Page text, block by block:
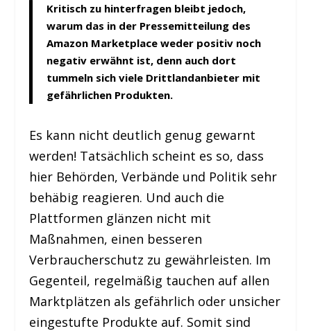
Kritisch zu hinterfragen bleibt jedoch,
warum das in der Pressemitteilung des
Amazon Marketplace weder positiv noch
negativ erwähnt ist, denn auch dort
tummeln sich viele Drittlandanbieter mit
gefährlichen Produkten.
Es kann nicht deutlich genug gewarnt
werden! Tatsächlich scheint es so, dass
hier Behörden, Verbände und Politik sehr
behäbig reagieren. Und auch die
Plattformen glänzen nicht mit
Maßnahmen, einen besseren
Verbraucherschutz zu gewährleisten. Im
Gegenteil, regelmäßig tauchen auf allen
Marktplätzen als gefährlich oder unsicher
eingestufte Produkte auf. Somit sind